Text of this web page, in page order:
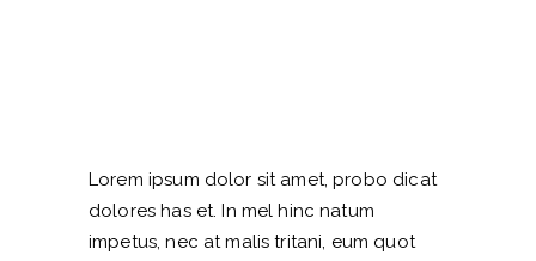
Lorem ipsum dolor sit amet, probo dicat
dolores has et. In mel hinc natum
impetus, nec at malis tritani, eum quot